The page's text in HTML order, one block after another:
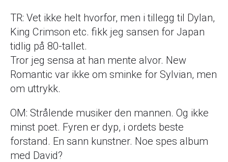
TR: Vet ikke helt hvorfor, men i tillegg til Dylan,
King Crimson etc. fikk jeg sansen for Japan
tidlig på 80-tallet.
Tror jeg sensa at han mente alvor. New
Romantic var ikke om sminke for Sylvian, men
om uttrykk.
OM: Strålende musiker den mannen. Og ikke
minst poet. Fyren er dyp, i ordets beste
forstand. En sann kunstner. Noe spes album
med David?